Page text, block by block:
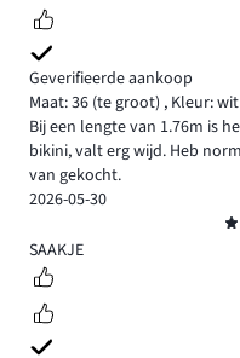
Geverifieerde aankoop
Maat: 36 (te groot) , Kleur: wit
Bij een lengte van 1.76m is
bikini, valt erg wijd. Heb
van gekocht.
2026-05-30
5
SAAKJE